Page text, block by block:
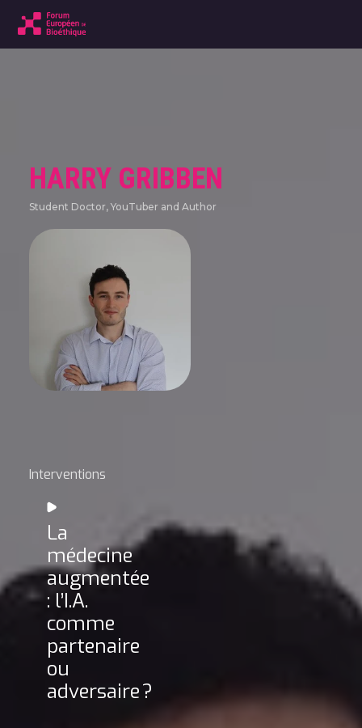
HARRY GRIBBEN
Student Doctor, YouTuber and Author
Interventions
La
médecine
augmentée
: l’I.A.
comme
partenaire
ou
adversaire ?